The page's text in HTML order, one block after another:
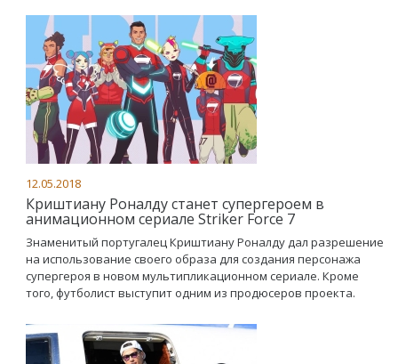
12.05.2018
Криштиану Роналду станет супергероем в
анимационном сериале Striker Force 7
Знаменитый португалец Криштиану Роналду дал разрешение
на использование своего образа для создания персонажа
супергероя в новом мультипликационном сериале. Кроме
того, футболист выступит одним из продюсеров проекта.